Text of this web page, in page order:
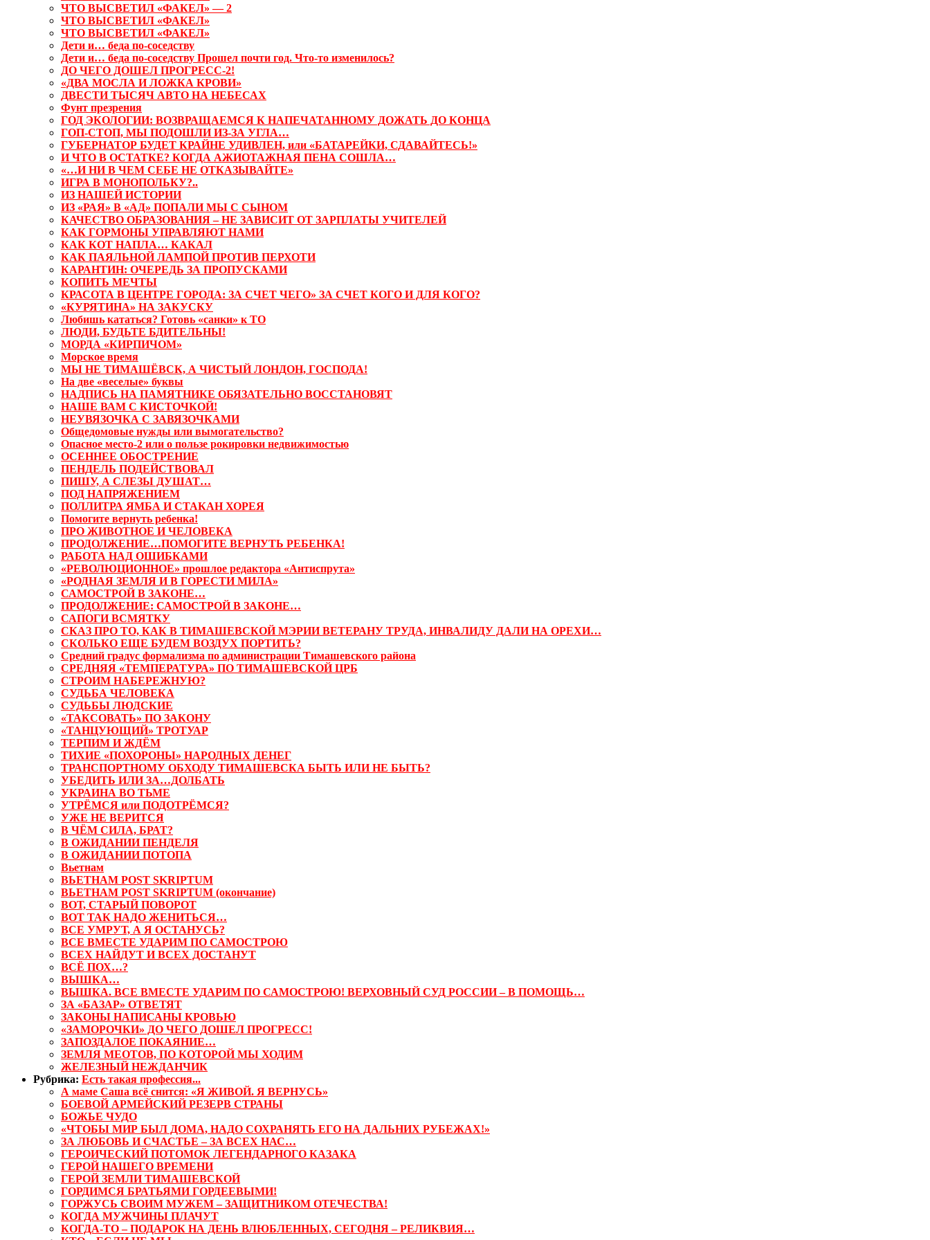
ЧТО ВЫСВЕТИЛ «ФАКЕЛ» — 2
ЧТО ВЫСВЕТИЛ «ФАКЕЛ»
ЧТО ВЫСВЕТИЛ «ФАКЕЛ»
Дети и… беда по-соседству
Дети и… беда по-соседству Прошел почти год. Что-то изменилось?
ДО ЧЕГО ДОШЕЛ ПРОГРЕСС-2!
«ДВА МОСЛА И ЛОЖКА КРОВИ»
ДВЕСТИ ТЫСЯЧ АВТО НА НЕБЕСАХ
Фунт презрения
ГОД ЭКОЛОГИИ: ВОЗВРАЩАЕМСЯ К НАПЕЧАТАННОМУ ДОЖАТЬ ДО КОНЦА
ГОП-СТОП, МЫ ПОДОШЛИ ИЗ-ЗА УГЛА…
ГУБЕРНАТОР БУДЕТ КРАЙНЕ УДИВЛЕН, или «БАТАРЕЙКИ, СДАВАЙТЕСЬ!»
И ЧТО В ОСТАТКЕ? КОГДА АЖИОТАЖНАЯ ПЕНА СОШЛА…
«…И НИ В ЧЕМ СЕБЕ НЕ ОТКАЗЫВАЙТЕ»
ИГРА В МОНОПОЛЬКУ?..
ИЗ НАШЕЙ ИСТОРИИ
ИЗ «РАЯ» В «АД» ПОПАЛИ МЫ С СЫНОМ
КАЧЕСТВО ОБРАЗОВАНИЯ – НЕ ЗАВИСИТ ОТ ЗАРПЛАТЫ УЧИТЕЛЕЙ
КАК ГОРМОНЫ УПРАВЛЯЮТ НАМИ
КАК КОТ НАПЛА… КАКАЛ
КАК ПАЯЛЬНОЙ ЛАМПОЙ ПРОТИВ ПЕРХОТИ
КАРАНТИН: ОЧЕРЕДЬ ЗА ПРОПУСКАМИ
КОПИТЬ МЕЧТЫ
КРАСОТА В ЦЕНТРЕ ГОРОДА: ЗА СЧЕТ ЧЕГО» ЗА СЧЕТ КОГО И ДЛЯ КОГО?
«КУРЯТИНА» НА ЗАКУСКУ
Любишь кататься? Готовь «санки» к ТО
ЛЮДИ, БУДЬТЕ БДИТЕЛЬНЫ!
МОРДА «КИРПИЧОМ»
Морское время
МЫ НЕ ТИМАШЁВСК, А ЧИСТЫЙ ЛОНДОН, ГОСПОДА!
На две «веселые» буквы
НАДПИСЬ НА ПАМЯТНИКЕ ОБЯЗАТЕЛЬНО ВОССТАНОВЯТ
НАШЕ ВАМ С КИСТОЧКОЙ!
НЕУВЯЗОЧКА С ЗАВЯЗОЧКАМИ
Общедомовые нужды или вымогательство?
Опасное место-2 или о пользе рокировки недвижимостью
ОСЕННЕЕ ОБОСТРЕНИЕ
ПЕНДЕЛЬ ПОДЕЙСТВОВАЛ
ПИШУ, А СЛЕЗЫ ДУШАТ…
ПОД НАПРЯЖЕНИЕМ
ПОЛЛИТРА ЯМБА И СТАКАН ХОРЕЯ
Помогите вернуть ребенка!
ПРО ЖИВОТНОЕ И ЧЕЛОВЕКА
ПРОДОЛЖЕНИЕ…ПОМОГИТЕ ВЕРНУТЬ РЕБЕНКА!
РАБОТА НАД ОШИБКАМИ
«РЕВОЛЮЦИОННОЕ» прошлое редактора «Антиспрута»
«РОДНАЯ ЗЕМЛЯ И В ГОРЕСТИ МИЛА»
САМОСТРОЙ В ЗАКОНЕ…
ПРОДОЛЖЕНИЕ: САМОСТРОЙ В ЗАКОНЕ…
САПОГИ ВСМЯТКУ
СКАЗ ПРО ТО, КАК В ТИМАШЕВСКОЙ МЭРИИ ВЕТЕРАНУ ТРУДА, ИНВАЛИДУ ДАЛИ НА ОРЕХИ…
СКОЛЬКО ЕЩЕ БУДЕМ ВОЗДУХ ПОРТИТЬ?
Средний градус формализма по администрации Тимашевского района
СРЕДНЯЯ «ТЕМПЕРАТУРА» ПО ТИМАШЕВСКОЙ ЦРБ
СТРОИМ НАБЕРЕЖНУЮ?
СУДЬБА ЧЕЛОВЕКА
СУДЬБЫ ЛЮДСКИЕ
«ТАКСОВАТЬ» ПО ЗАКОНУ
«ТАНЦУЮЩИЙ» ТРОТУАР
ТЕРПИМ И ЖДЁМ
ТИХИЕ «ПОХОРОНЫ» НАРОДНЫХ ДЕНЕГ
ТРАНСПОРТНОМУ ОБХОДУ ТИМАШЕВСКА БЫТЬ ИЛИ НЕ БЫТЬ?
УБЕДИТЬ ИЛИ ЗА…ДОЛБАТЬ
УКРАИНА ВО ТЬМЕ
УТРЁМСЯ или ПОДОТРЁМСЯ?
УЖЕ НЕ ВЕРИТСЯ
В ЧЁМ СИЛА, БРАТ?
В ОЖИДАНИИ ПЕНДЕЛЯ
В ОЖИДАНИИ ПОТОПА
Вьетнам
ВЬЕТНАМ POST SKRIPTUM
ВЬЕТНАМ POST SKRIPTUM (окончание)
ВОТ, СТАРЫЙ ПОВОРОТ
ВОТ ТАК НАДО ЖЕНИТЬСЯ…
ВСЕ УМРУТ, А Я ОСТАНУСЬ?
ВСЕ ВМЕСТЕ УДАРИМ ПО САМОСТРОЮ
ВСЕХ НАЙДУТ И ВСЕХ ДОСТАНУТ
ВСЁ ПОХ…?
ВЫШКА…
ВЫШКА. ВСЕ ВМЕСТЕ УДАРИМ ПО САМОСТРОЮ! ВЕРХОВНЫЙ СУД РОССИИ – В ПОМОЩЬ…
ЗА «БАЗАР» ОТВЕТЯТ
ЗАКОНЫ НАПИСАНЫ КРОВЬЮ
«ЗАМОРОЧКИ» ДО ЧЕГО ДОШЕЛ ПРОГРЕСС!
ЗАПОЗДАЛОЕ ПОКАЯНИЕ…
ЗЕМЛЯ МЕОТОВ, ПО КОТОРОЙ МЫ ХОДИМ
ЖЕЛЕЗНЫЙ НЕЖДАНЧИК
Рубрика: Есть такая профессия...
А маме Саша всё снится: «Я ЖИВОЙ. Я ВЕРНУСЬ»
БОЕВОЙ АРМЕЙСКИЙ РЕЗЕРВ СТРАНЫ
БОЖЬЕ ЧУДО
«ЧТОБЫ МИР БЫЛ ДОМА, НАДО СОХРАНЯТЬ ЕГО НА ДАЛЬНИХ РУБЕЖАХ!»
ЗА ЛЮБОВЬ И СЧАСТЬЕ – ЗА ВСЕХ НАС…
ГЕРОИЧЕСКИЙ ПОТОМОК ЛЕГЕНДАРНОГО КАЗАКА
ГЕРОЙ НАШЕГО ВРЕМЕНИ
ГЕРОЙ ЗЕМЛИ ТИМАШЕВСКОЙ
ГОРДИМСЯ БРАТЬЯМИ ГОРДЕЕВЫМИ!
ГОРЖУСЬ СВОИМ МУЖЕМ – ЗАЩИТНИКОМ ОТЕЧЕСТВА!
КОГДА МУЖЧИНЫ ПЛАЧУТ
КОГДА-ТО – ПОДАРОК НА ДЕНЬ ВЛЮБЛЕННЫХ, СЕГОДНЯ – РЕЛИКВИЯ…